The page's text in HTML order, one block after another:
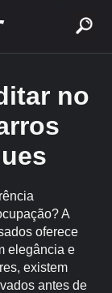
no
A
oferece
elegância e
existem
antes de